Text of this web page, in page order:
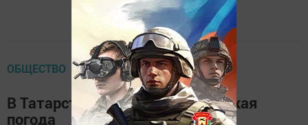
ОБЩЕСТВО
В Татарстан может прийти жаркая
погода